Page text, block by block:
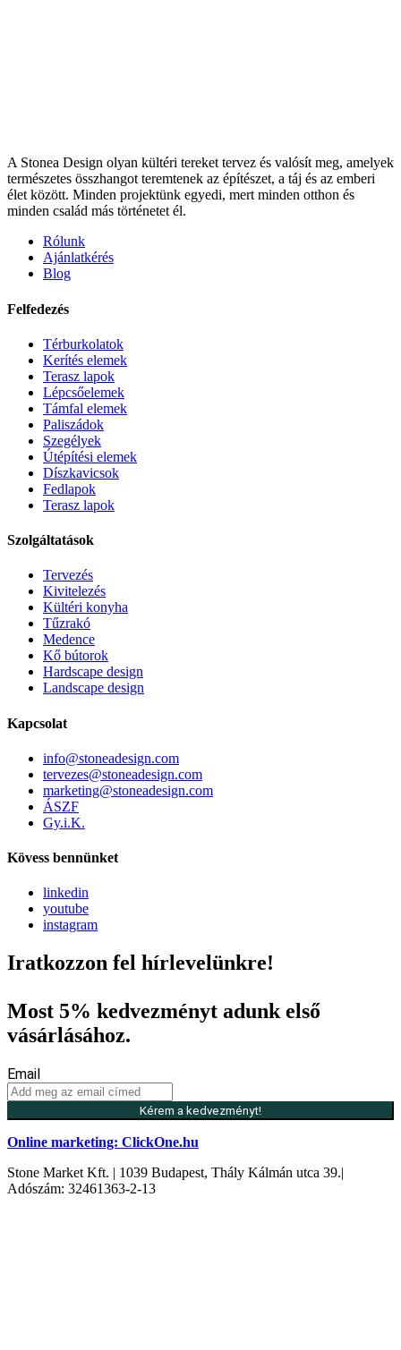
A Stonea Design olyan kültéri tereket tervez és valósít meg, amelyek
természetes összhangot teremtenek az építészet, a táj és az emberi
élet között. Minden projektünk egyedi, mert minden otthon és
minden család más történetet él.
Rólunk
Ajánlatkérés
Blog
Felfedezés
Térburkolatok
Kerítés elemek
Terasz lapok
Lépcsőelemek
Támfal elemek
Paliszádok
Szegélyek
Útépítési elemek
Díszkavicsok
Fedlapok
Terasz lapok
Szolgáltatások
Tervezés
Kivitelezés
Kültéri konyha
Tűzrakó
Medence
Kő bútorok
Hardscape design
Landscape design
Kapcsolat
info@stoneadesign.com
tervezes@stoneadesign.com
marketing@stoneadesign.com
ÁSZF
Gy.i.K.
Kövess bennünket
linkedin
youtube
instagram
Iratkozzon fel hírlevelünkre!
Most 5% kedvezményt adunk első
vásárlásához.
Email
Kérem a kedvezményt!
Online marketing: ClickOne.hu
Stone Market Kft. | 1039 Budapest, Thály Kálmán utca 39.|
Adószám: 32461363-2-13